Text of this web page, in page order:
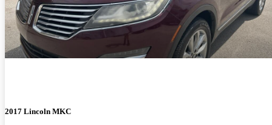
2017 Lincoln MKC